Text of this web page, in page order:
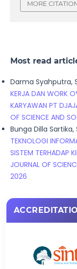
MORE
Most read
Darma Syahputra,
KERJA DAN WORK
KARYAWAN PT
OF SCIENCE AND
Bunga Dilla
TEKNOLOGI
SISTEM TERHADAP
JOURNAL OF
2026